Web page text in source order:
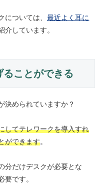
については、最近よく耳に
介しています。
ことができる
決められていますか？
してテレワークを導入すれ
ができます。
分だけデスクが必要とな
要です。